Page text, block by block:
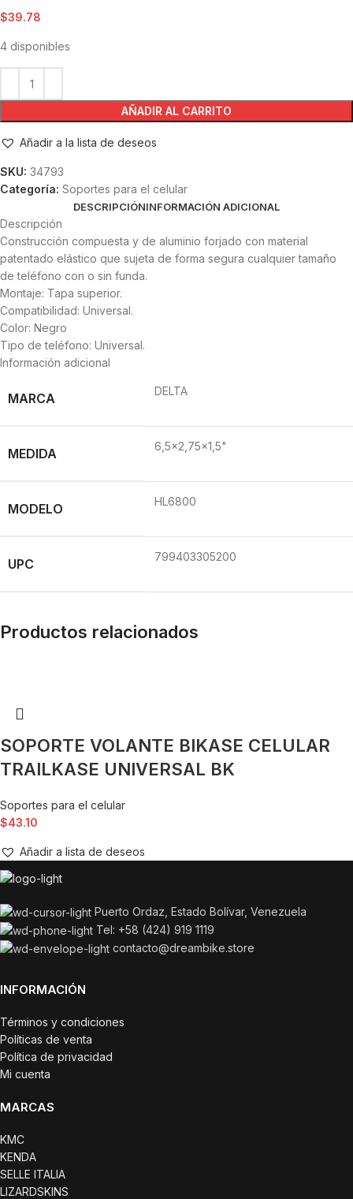
$39.78
4 disponibles
AÑADIR AL CARRITO
Añadir a la lista de deseos
SKU: 34793
Categoría: Soportes para el celular
DESCRIPCIÓNINFORMACIÓN ADICIONAL
Descripción
Construcción compuesta y de aluminio forjado con material
patentado elástico que sujeta de forma segura cualquier tamaño
de teléfono con o sin funda.
Montaje: Tapa superior.
Compatibilidad: Universal.
Color: Negro
Tipo de teléfono: Universal.
Información adicional
MARCA DELTA
MEDIDA 6,5×2,75×1,5"
MODELO HL6800
UPC 799403305200
Productos relacionados
SOPORTE VOLANTE BIKASE CELULAR
TRAILKASE UNIVERSAL BK
Soportes para el celular
$43.10
Añadir a lista de deseos
Puerto Ordaz, Estado Bolívar, Venezuela
Tel: +58 (424) 919 1119
contacto@dreambike.store
INFORMACIÓN
Términos y condiciones
Políticas de venta
Política de privacidad
Mi cuenta
MARCAS
KMC
KENDA
SELLE ITALIA
LIZARDSKINS